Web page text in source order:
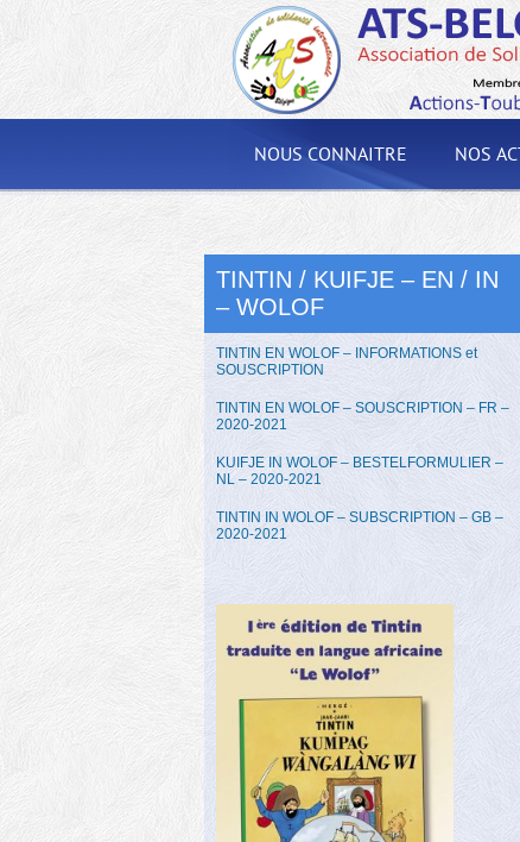
NOUS CONNAITRE NOS
TINTIN / KUIFJE – EN / IN
– WOLOF
TINTIN EN WOLOF – INFORMATIONS et
SOUSCRIPTION
TINTIN EN WOLOF – SOUSCRIPTION – FR –
2020-2021
KUIFJE IN WOLOF – BESTELFORMULIER –
NL – 2020-2021
TINTIN IN WOLOF – SUBSCRIPTION – GB –
2020-2021